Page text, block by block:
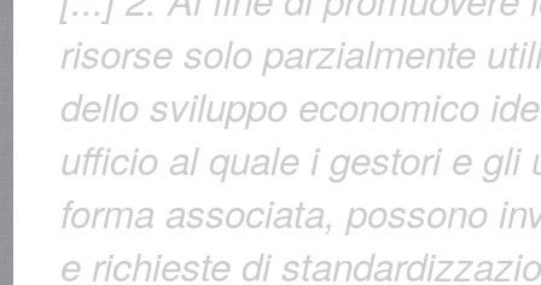
risorse solo parzialmente
dello sviluppo economico
ufficio al quale i gestori e gli
forma associata, possono
e richieste di